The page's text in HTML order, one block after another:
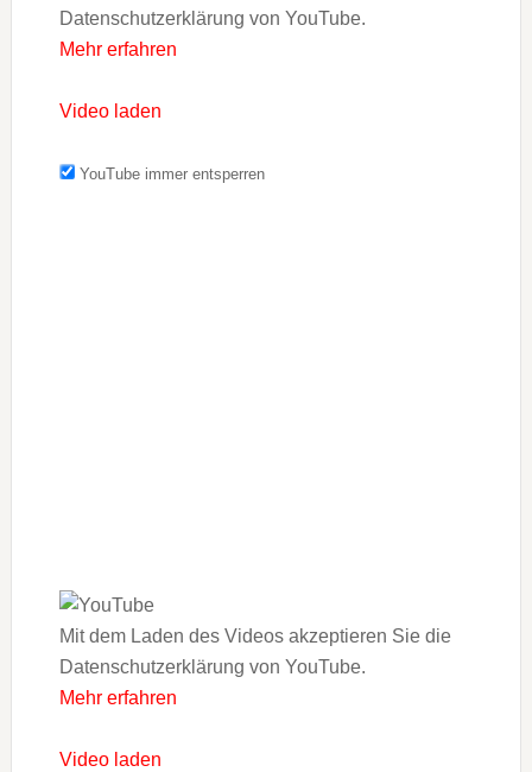
Datenschutzerklärung von YouTube.
Mehr erfahren
Video laden
YouTube immer entsperren
Mit dem Laden des Videos akzeptieren Sie die
Datenschutzerklärung von YouTube.
Mehr erfahren
Video laden